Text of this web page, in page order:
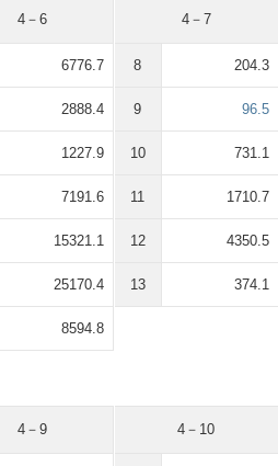
4－6
6776.7
2888.4
1227.9
7191.6
15321.1
25170.4
8594.8
4－7
8 204.3
9 96.5
10 731.1
11 1710.7
12 4350.5
13 374.1
4－9 4－10